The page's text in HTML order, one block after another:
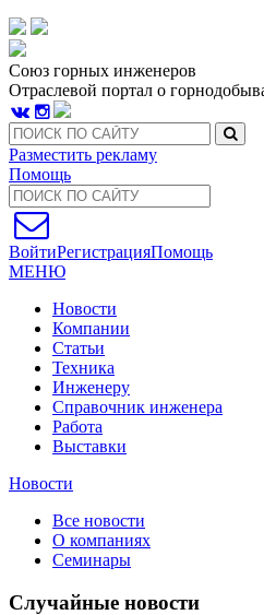
Союз горных инженеров
Отраслевой портал о
Разместить рекламу
Помощь
ВойтиРегистрацияПомощь
МЕНЮ
Новости
Компании
Статьи
Техника
Инженеру
Справочник инженера
Работа
Выставки
Новости
Все новости
О компаниях
Семинары
Случайные новости